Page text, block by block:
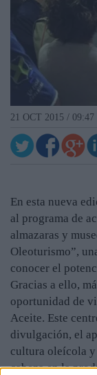
21 OCT 2015 / 09:47
En esta nueva
al programa de
almazaras y
Oleoturismo”,
conocer el
Gracias a ello,
oportunidad de
Aceite. Este
divulgación, el
cultura oleícola y
cabeza en la